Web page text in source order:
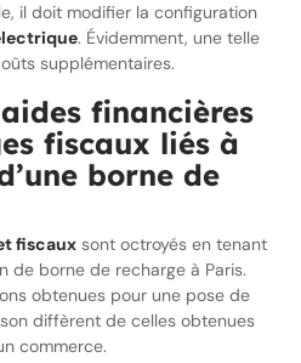
il doit modifier la configuration
. Évidemment, une telle
supplémentaires.
financières
fiscaux liés à
borne de
fiscaux sont octroyés en tenant
de borne de recharge à Paris.
obtenues pour une pose de
diffèrent de celles obtenues
commerce.